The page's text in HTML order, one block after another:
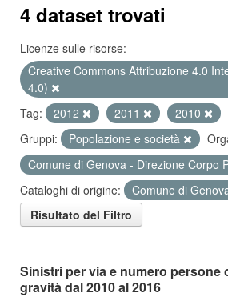
4 dataset trovati
Licenze sulle risorse:
Creative Commons Attribuzione 4.0
4.0)
Tag:
2012 2011 2010
Gruppi:
Popolazione e società
Comune di Genova - Direzione Corpo
Cataloghi di origine:
Comune di
Risultato del Filtro
Sinistri per via e numero persone
gravità dal 2010 al 2016